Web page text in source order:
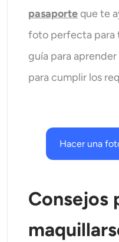
Potenciador de video
pasaporteque te
foto perfecta para
guía para
para cumplir los
Hacer una
Consejos